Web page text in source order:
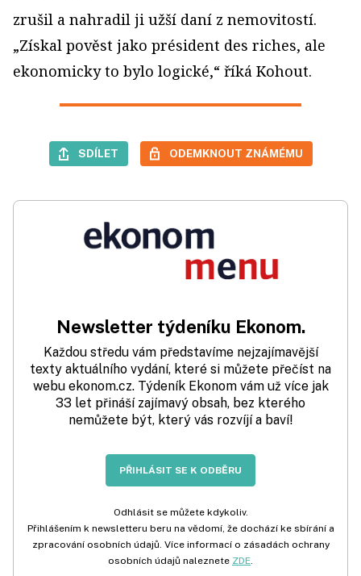
zrušil a nahradil ji užší daní z nemovitostí.
„Získal pověst jako président des riches, ale
ekonomicky to bylo logické,“ říká Kohout.
SDÍLET ODEMKNOUT ZNÁMÉMU
Newsletter týdeníku Ekonom.
Každou středu vám představíme nejzajímavější
texty aktuálního vydání, které si můžete přečíst na
webu ekonom.cz. Týdeník Ekonom vám už více jak
33 let přináší zajímavý obsah, bez kterého
nemůžete být, který vás rozvíjí a baví!
PŘIHLÁSIT SE K ODBĚRU
Odhlásit se můžete kdykoliv.
Přihlášením k newsletteru beru na vědomí, že dochází ke sbírání a
zpracování osobních údajů. Více informací o zásadách ochrany
osobních údajů naleznete ZDE.